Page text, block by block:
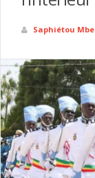
Saphiétou